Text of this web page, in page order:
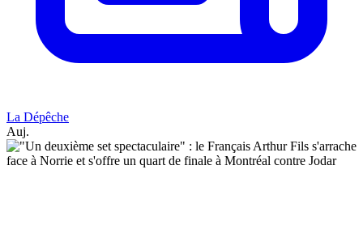
La Dépêche
Auj.